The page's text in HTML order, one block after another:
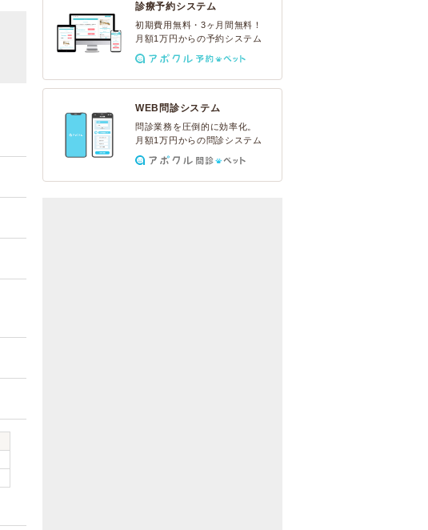
診療予約システム
初期費用無料・3ヶ月間無料！
月額1万円からの予約システム
WEB問診システム
問診業務を圧倒的に効率化。
月額1万円からの問診システム